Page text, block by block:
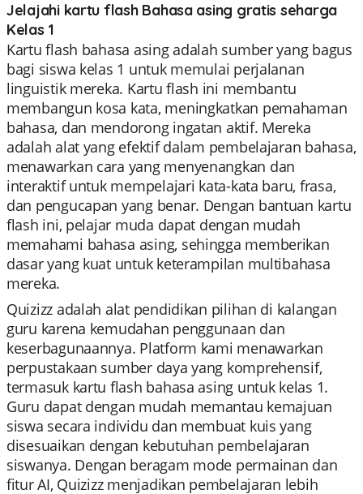
Jelajahi kartu flash Bahasa asing gratis seharga
Kelas 1
Kartu flash bahasa asing adalah sumber yang bagus
bagi siswa kelas 1 untuk memulai perjalanan
linguistik mereka. Kartu flash ini membantu
membangun kosa kata, meningkatkan pemahaman
bahasa, dan mendorong ingatan aktif. Mereka
adalah alat yang efektif dalam pembelajaran bahasa,
menawarkan cara yang menyenangkan dan
interaktif untuk mempelajari kata-kata baru, frasa,
dan pengucapan yang benar. Dengan bantuan kartu
flash ini, pelajar muda dapat dengan mudah
memahami bahasa asing, sehingga memberikan
dasar yang kuat untuk keterampilan multibahasa
mereka.
Quizizz adalah alat pendidikan pilihan di kalangan
guru karena kemudahan penggunaan dan
keserbagunaannya. Platform kami menawarkan
perpustakaan sumber daya yang komprehensif,
termasuk kartu flash bahasa asing untuk kelas 1.
Guru dapat dengan mudah memantau kemajuan
siswa secara individu dan membuat kuis yang
disesuaikan dengan kebutuhan pembelajaran
siswanya. Dengan beragam mode permainan dan
fitur AI, Quizizz menjadikan pembelajaran lebih